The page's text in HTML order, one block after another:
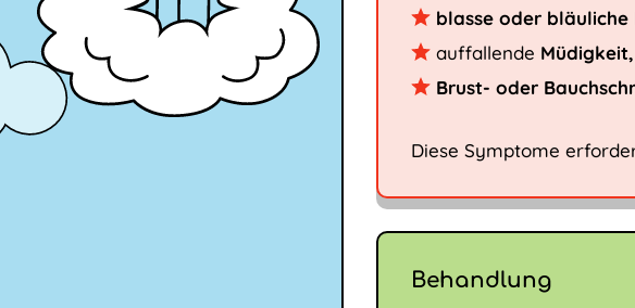
blasse oder bläuliche
auffallende
Brust- oder
Diese Symptome
Behandlung